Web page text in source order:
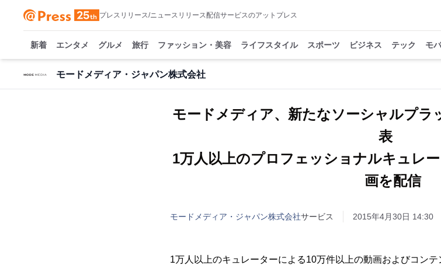
プレスリリース/ニュースリリース配信サービスのアットプレス
新着 エンタメ グルメ 旅行 ファッション・美容 ライフスタイル スポーツ ビジネス テック モ
モードメディア・ジャパン株式会社
モードメディア、新たなソーシャルプラ
表
1万人以上のプロフェッショナルキュレ
画を配信
モードメディア・ジャパン株式会社サービス 2015年4月30日 14:30
1万人以上のキュレーターによる10万件以上の動画およびコンテ